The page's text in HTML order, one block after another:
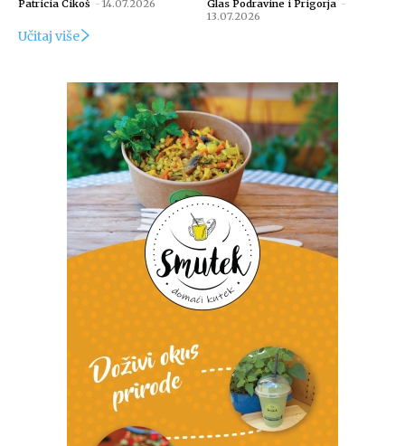
Patricia Cikoš - 14.07.2026 Glas Podravine i Prigorja -
13.07.2026
Učitaj više